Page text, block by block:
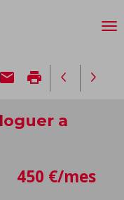
email print
a
450 €/mes